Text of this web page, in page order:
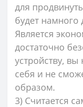
для
будет
Является
достаточно
устройству,
себя и не
образом.
3) Считается